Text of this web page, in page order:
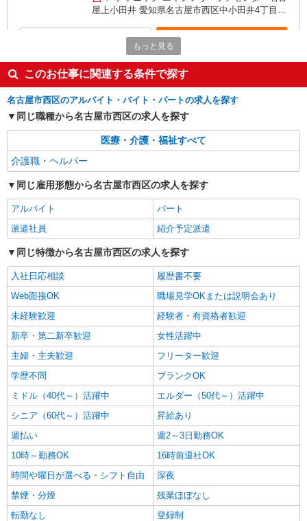
間外勤務手当 〇土日祝勤務手当 〇夜勤手当 〇深
夜勤務手当 〇無事故無違反表彰金 〇年末年始勤務
手当 〇早朝7:00〜8:00/夜間18:00〜20:00は時給
屋上小田井 愛知県名古屋市西区中小田井4丁目
パート
パナソニック エイジフリーケアセンター名古屋上小田井
ショートステイ／介護職／早出のみ
時給1,206円〜1,270円 ※経験・能力・資格等
による 社会福祉士・介護福祉士 時給1,270円 その
他資格 時給1,206円 ※一律処遇改善加算含む 〇時
手当 〇早朝7:00〜8:00/夜間18:00〜20:00は時給
25％UP
パナソニック エイジフリーケアセンター名古
408-1
キープ 詳細を見る
パート
パナソニック エイジフリーケアセンターおたい
訪問入浴／介護職／運転あり／パート／勤務日
数は応相談
時給1,346円〜1,447円 ※経験・能力・資格等
による 初任者研修 時給1,346円 実務者研修 時給
1,346円 介護福祉士 時給1,447円 ※サービス提供8
件目以降〜1,000円/件 手当あり ※一律処遇改善加
算含む 〇時間外勤務手当 〇土日祝勤務手当 〇無
事故無違反表彰金 〇年末年始勤務手当
パナソニック エイジフリーケアセンターおた
い 愛知県名古屋市西区中小田井四丁目408番地の1
キープ 詳細を見る
パート
パナソニック エイジフリーケアセンター名古屋上小田井
デイサービス／介護職／パート
時給1,206円〜1,270円 ※経験・能力・資格等
による 社会福祉士・介護福祉士 時給1,270円 その
他資格 時給1,206円 ※一律処遇改善加算含む 〇時
間外勤務手当 〇土日祝勤務手当 〇無事故無違反表
彰金 〇年末年始勤務手当
パナソニック エイジフリーケアセンター名古
屋上小田井 愛知県名古屋市西区中小田井4丁目
408-1
キープ 詳細を見る
もっと見る
このお仕事に関連する条件で探す
名古屋市西区のアルバイト・バイト・パートの求人を探す
同じ職種から名古屋市西区の求人を探す
医療・介護・福祉すべて
介護職・ヘルパー
同じ雇用形態から名古屋市西区の求人を探す
アルバイト
パート
派遣社員
紹介予定派遣
同じ特徴から名古屋市西区の求人を探す
入社日応相談
履歴書不要
Web面接OK
職場見学OKまたは説明会あり
未経験歓迎
経験者・有資格者歓迎
新卒・第二新卒歓迎
女性活躍中
主婦・主夫歓迎
フリーター歓迎
学歴不問
ブランクOK
ミドル（40代～）活躍中
エルダー（50代～）活躍中
シニア（60代～）活躍中
昇給あり
週払い
週2～3日勤務OK
10時～勤務OK
16時前退社OK
時間や曜日が選べる・シフト自由
深夜
禁煙・分煙
残業ほぼなし
転勤なし
登録制